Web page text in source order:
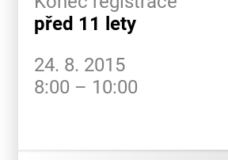
před 11 lety
24. 8. 2015
8:00 – 10:00